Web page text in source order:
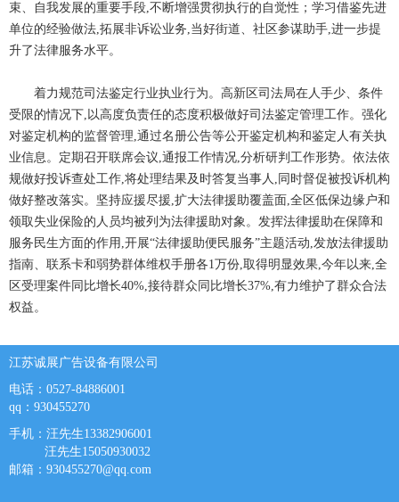
束、自我发展的重要手段,不断增强贯彻执行的自觉性；学习借鉴先进
单位的经验做法,拓展非诉讼业务,当好街道、社区参谋助手,进一步提
升了法律服务水平。
着力规范司法鉴定行业执业行为。高新区司法局在人手少、条件
受限的情况下,以高度负责任的态度积极做好司法鉴定管理工作。强化
对鉴定机构的监督管理,通过名册公告等公开鉴定机构和鉴定人有关执
业信息。定期召开联席会议,通报工作情况,分析研判工作形势。依法依
规做好投诉查处工作,将处理结果及时答复当事人,同时督促被投诉机构
做好整改落实。坚持应援尽援,扩大法律援助覆盖面,全区低保边缘户和
领取失业保险的人员均被列为法律援助对象。发挥法律援助在保障和
服务民生方面的作用,开展“法律援助便民服务”主题活动,发放法律援助
指南、联系卡和弱势群体维权手册各1万份,取得明显效果,今年以来,全
区受理案件同比增长40%,接待群众同比增长37%,有力维护了群众合法
权益。
江苏诚展广告设备有限公司
电话：0527-84886001
qq：930455270
手机：汪先生13382906001
汪先生15050930032
邮箱： 930455270@qq.com